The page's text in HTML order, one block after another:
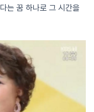
는 꿈 하나로 그 시간을